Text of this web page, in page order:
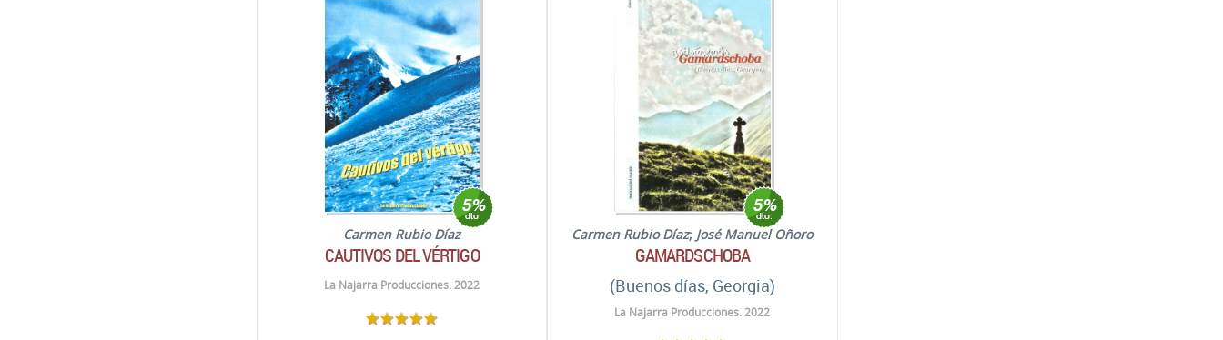
Carmen Rubio Díaz
CAUTIVOS DEL VÉRTIGO
La Najarra Producciones. 2022
Carmen Rubio Díaz; José Manuel Oñoro
GAMARDSCHOBA
(Buenos días, Georgia)
La Najarra Producciones. 2022